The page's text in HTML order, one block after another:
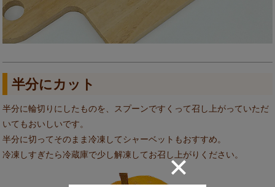
半分にカット
半分に輪切りにしたものを、スプーンですくって召し上がっていただ
いてもおいしいです。
半分に切ってそのまま冷凍してシャーベットもおすすめ。
冷凍しすぎたら冷蔵庫で少し解凍してお召し上がりください。